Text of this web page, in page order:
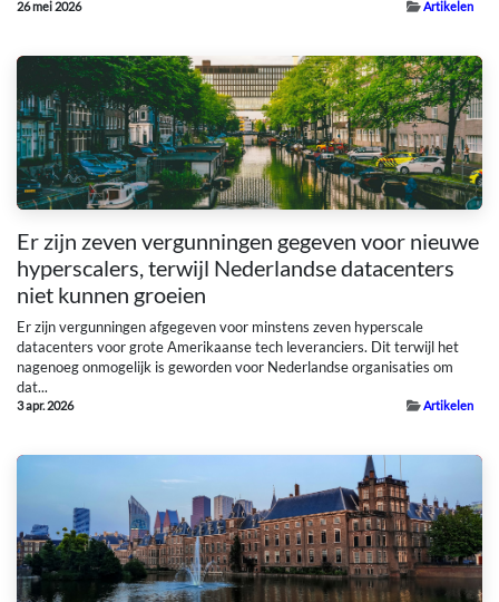
26 mei 2026 Artikelen
Er zijn zeven vergunningen gegeven voor nieuwe
hyperscalers, terwijl Nederlandse datacenters
niet kunnen groeien
Er zijn vergunningen afgegeven voor minstens zeven hyperscale
datacenters voor grote Amerikaanse tech leveranciers. Dit terwijl het
nagenoeg onmogelijk is geworden voor Nederlandse organisaties om
dat...
3 apr. 2026 Artikelen